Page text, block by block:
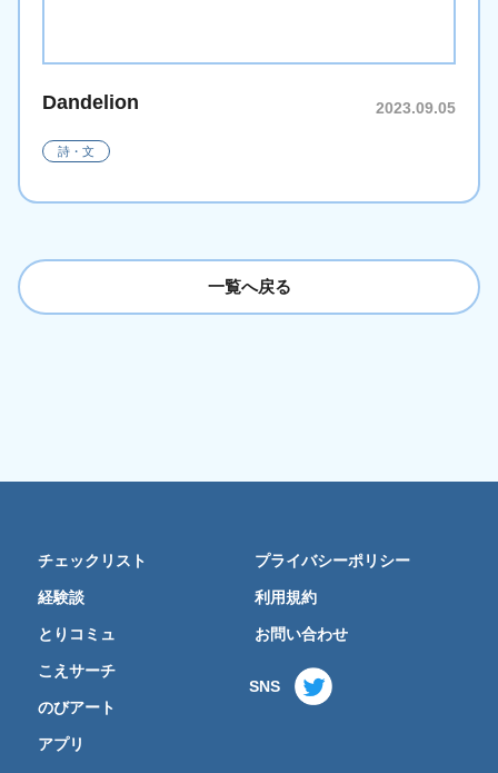
Dandelion 2023.09.05
詩・文
一覧へ戻る
チェックリスト
経験談
とりコミュ
こえサーチ
のびアート
アプリ
プライバシーポリシー
利用規約
お問い合わせ
SNS